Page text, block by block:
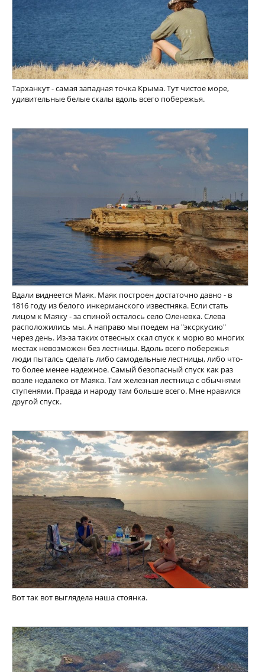
Тарханкут - самая западная точка Крыма. Тут чистое море,
удивительные белые скалы вдоль всего побережья.
Вдали виднеется Маяк. Маяк построен достаточно давно - в
1816 году из белого инкерманского известняка. Если стать
лицом к Маяку - за спиной осталось село Оленевка. Слева
расположились мы. А направо мы поедем на "эксркусию"
через день. Из-за таких отвесных скал спуск к морю во многих
местах невозможен без лестницы. Вдоль всего побережья
люди пыталсь сделать либо самодельные лестницы, либо что-
то более менее надежное. Самый безопасный спуск как раз
возле недалеко от Маяка. Там железная лестница с обычнями
ступенями. Правда и народу там больше всего. Мне нравился
другой спуск.
Вот так вот выглядела наша стоянка.